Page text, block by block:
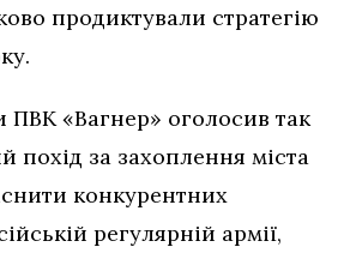
продиктували стратегію
ПВК «Вагнер» оголосив так
похід за захоплення міста
конкурентних
регулярній армії,